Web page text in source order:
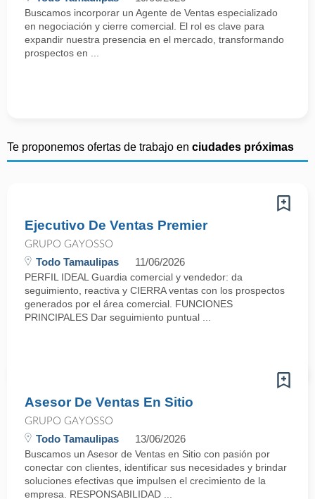
Buscamos incorporar un Agente de Ventas especializado
en negociación y cierre comercial. El rol es clave para
expandir nuestra presencia en el mercado, transformando
prospectos en ...
Te proponemos ofertas de trabajo en ciudades próximas
Ejecutivo De Ventas Premier
GRUPO GAYOSSO
Todo Tamaulipas 11/06/2026
PERFIL IDEAL Guardia comercial y vendedor: da
seguimiento, reactiva y CIERRA ventas con los prospectos
generados por el área comercial. FUNCIONES
PRINCIPALES Dar seguimiento puntual ...
Asesor De Ventas En Sitio
GRUPO GAYOSSO
Todo Tamaulipas 13/06/2026
Buscamos un Asesor de Ventas en Sitio con pasión por
conectar con clientes, identificar sus necesidades y brindar
soluciones efectivas que impulsen el crecimiento de la
empresa. RESPONSABILIDAD ...